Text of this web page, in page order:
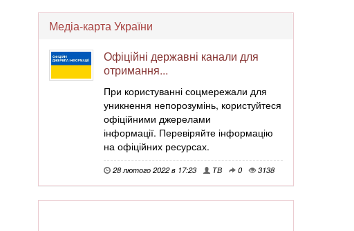
Медіа-карта України
Офіційні державні канали для
отримання...
При користуванні соцмережали для
уникнення непорозумінь, користуйтеся
офіційними джерелами
інформації. Перевіряйте інформацію
на офіційних ресурсах.
28 лютого 2022 в 17:23 ТВ 0 3138